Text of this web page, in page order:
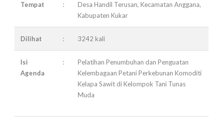
Tempat :
Desa Handil Terusan, Kecamatan Anggana,
Kabupaten Kukar
Dilihat : 3242 kali
Isi
Agenda
:
Pelatihan Penumbuhan dan Penguatan
Kelembagaan Petani Perkebunan Komoditi
Kelapa Sawit di Kelompok Tani Tunas
Muda